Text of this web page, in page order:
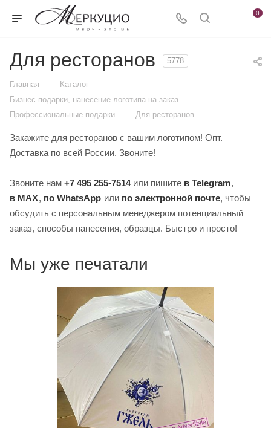
0
Для ресторанов 5778
Главная — Каталог —
Бизнес-подарки, нанесение логотипа на заказ —
Профессиональные подарки — Для ресторанов
Закажите для ресторанов с вашим логотипом! Опт.
Доставка по всей России. Звоните!
Звоните нам +7 495 255-7514или пишите в Telegram,
в MAX, по WhatsApp или по электронной почте, чтобы
обсудить с персональным менеджером потенциальный
заказ, способы нанесения, образцы. Быстро и просто!
Мы уже печатали